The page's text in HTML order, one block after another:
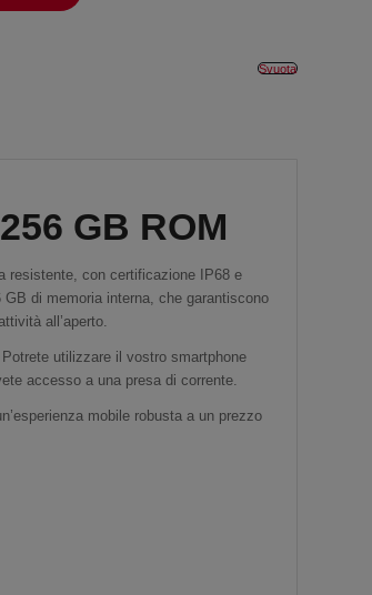
Svuota
GB ROM
resistente, con certificazione IP68 e
di memoria interna, che garantiscono
all’aperto.
utilizzare il vostro smartphone
accesso a una presa di corrente.
mobile robusta a un prezzo